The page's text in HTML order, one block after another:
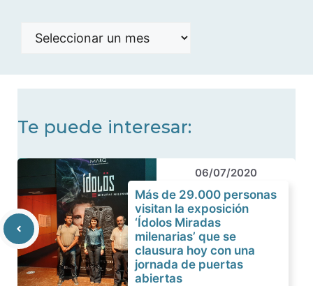
Histórico
Te puede interesar:
06/07/2020
Más de 29.000 personas
visitan la exposición
‘Ídolos Miradas
milenarias’ que se
clausura hoy con una
jornada de puertas
abiertas